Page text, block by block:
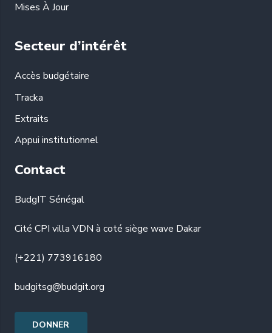
Mises À Jour
Secteur d’intérêt
Accès budgétaire
Tracka
Extraits
Appui institutionnel
Contact
BudgIT Sénégal
Cité CPI villa VDN à coté siège wave Dakar
(+221) 773916180
budgitsg@budgit.org
DONNER